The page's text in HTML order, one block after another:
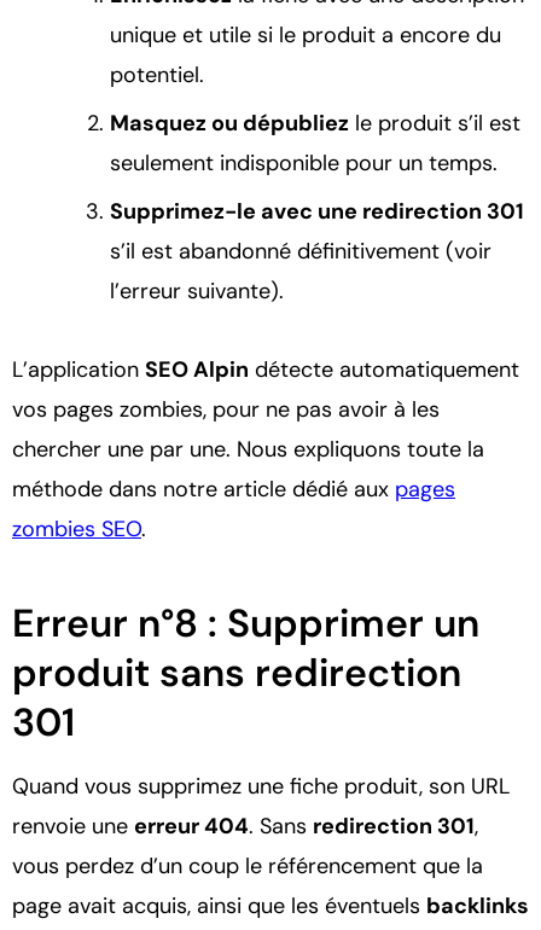
unique et utile si le produit a encore du
potentiel.
Masquez ou dépubliez le produit s’il est
seulement indisponible pour un temps.
Supprimez-le avec une redirection 301
s’il est abandonné définitivement (voir
l’erreur suivante).
L’application SEO Alpin détecte automatiquement
vos pages zombies, pour ne pas avoir à les
chercher une par une. Nous expliquons toute la
méthode dans notre article dédié aux pages
zombies SEO.
Erreur n°8 : Supprimer un
produit sans redirection
301
Quand vous supprimez une fiche produit, son URL
renvoie une erreur 404. Sans redirection 301,
vous perdez d’un coup le référencement que la
page avait acquis, ainsi que les éventuels backlinks